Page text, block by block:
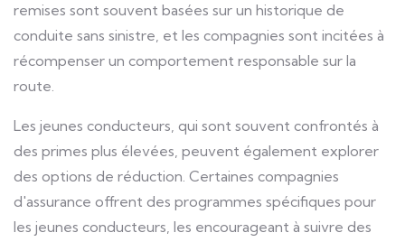
remises sont souvent basées sur un historique de
conduite sans sinistre, et les compagnies sont incitées à
récompenser un comportement responsable sur la
route.
Les jeunes conducteurs, qui sont souvent confrontés à
des primes plus élevées, peuvent également explorer
des options de réduction. Certaines compagnies
d'assurance offrent des programmes spécifiques pour
les jeunes conducteurs, les encourageant à suivre des